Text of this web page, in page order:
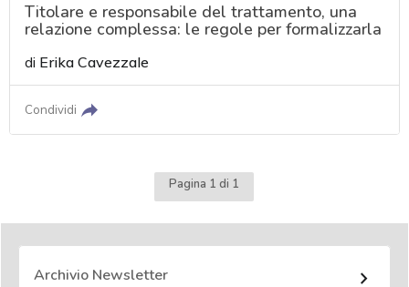
Titolare e responsabile del trattamento, una
relazione complessa: le regole per formalizzarla
di Erika Cavezzale
Condividi
Pagina 1 di 1
Archivio Newsletter